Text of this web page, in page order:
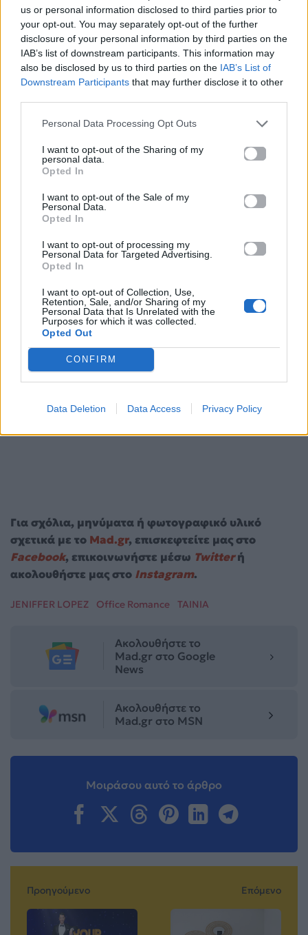
us or personal information disclosed to third parties prior to
your opt-out. You may separately opt-out of the further
disclosure of your personal information by third parties on the
IAB’s list of downstream participants. This information may
also be disclosed by us to third parties on the IAB’s List of
Downstream Participants that may further disclose it to other
Personal Data Processing Opt Outs
I want to opt-out of the Sharing of my
personal data.
Opted In
I want to opt-out of the Sale of my
Personal Data.
Opted In
I want to opt-out of processing my
Personal Data for Targeted Advertising.
Opted In
I want to opt-out of Collection, Use,
Retention, Sale, and/or Sharing of my
Personal Data that Is Unrelated with the
Purposes for which it was collected.
Opted Out
CONFIRM
Data Deletion Data Access Privacy Policy
Για σχόλια, μηνύματα ή φωτογραφικό υλικό
σχετικά με το Mad.gr, επισκεφτείτε μας στο
Facebook, επικοινωνήστε μέσω Twitterή
ακολουθήστε μας στο Instagram.
JENIFFER LOPEZ Office Romance ΤΑΙΝΙΑ
Ακολουθήστε το
Mad.gr στο Google
News
Ακολουθήστε το
Mad.gr στο MSN
Μοιράσου αυτό το άρθρο
Προηγούμενο Επόμενο